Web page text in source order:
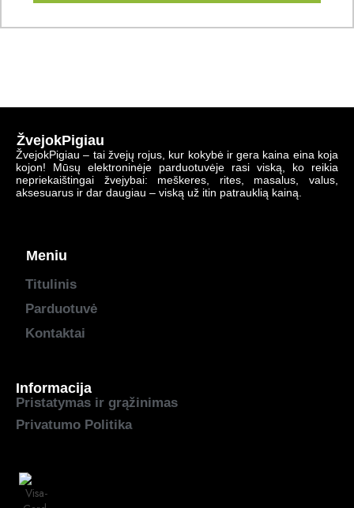
ŽvejokPigiau
ŽvejokPigiau – tai žvejų rojus, kur kokybė ir gera kaina eina koja
kojon! Mūsų elektroninėje parduotuvėje rasi viską, ko reikia
nepriekaištingai žvejybai: meškeres, rites, masalus, valus,
aksesuarus ir dar daugiau – viską už itin patrauklią kainą.
Meniu
Titulinis
Parduotuvė
Kontaktai
Informacija
Pristatymas ir grąžinimas
Privatumo Politika